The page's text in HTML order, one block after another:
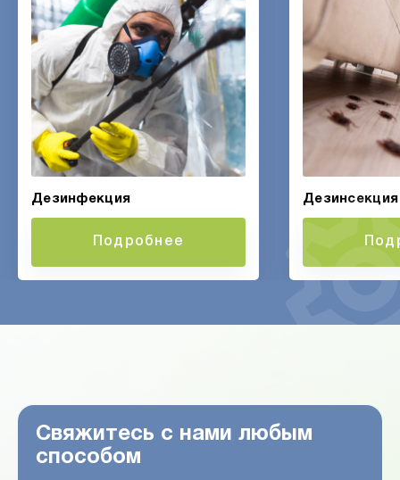
Дезинфекция
Подробнее
Дезинсекция
Свяжитесь с нами любым
способом